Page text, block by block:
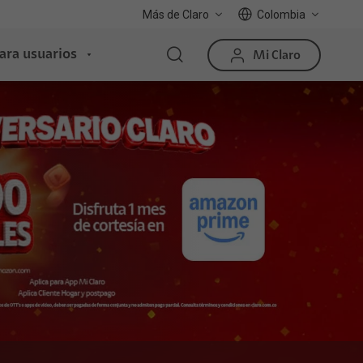
Más de Claro Colombia
usuarios Mi Claro